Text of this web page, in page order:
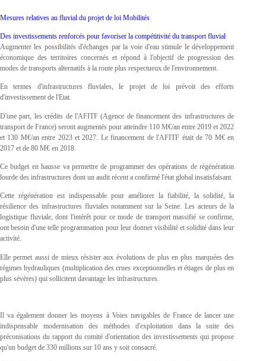
Mesures relatives au fluvial du projet de loi Mobilités
Des investissements renforcés pour favoriser la compétitivité du transport fluvial
Augmenter les possibilités d'échanges par la voie d'eau stimule le développement
économique des territoires concernés et répond à l'objectif de progression des
modes de transports alternatifs à la route plus respectueux de l'environnement.
En termes d'infrastructures fluviales, le projet de loi prévoit des efforts
d'investissement de l'Etat.
D'une part, les crédits de l'AFITF (Agence de financement des infrastructures de
transport de France) seront augmentés pour atteindre 110 M€/an entre 2019 et 2022
et 130 M€/an entre 2023 et 2027. Le financement de l'AFITF était de 70 M€ en
2017 et de 80 M€ en 2018.
Ce budget en hausse va permettre de programmer des opérations de régénération
lourde des infrastructures dont un audit récent a confirmé l'état global insatisfaisant.
Cette régénération est indispensable pour améliorer la fiabilité, la solidité, la
résilience des infrastructures fluviales notamment sur la Seine. Les acteurs de la
logistique fluviale, dont l'intérêt pour ce mode de transport massifié se confirme,
ont besoin d'une telle programmation pour leur donner visibilité et solidité dans leur
activité.
Elle permet aussi de mieux résister aux évolutions de plus en plus marquées des
régimes hydrauliques (multiplication des crues exceptionnelles et étiages de plus en
plus sévères) qui sollicitent davantage les infrastructures.
Il va également donner les moyens à Voies navigables de France de lancer une
indispensable modernisation des méthodes d'exploitation dans la suite des
préconisations du rapport du comité d'orientation des investissements qui propose
qu'un budget de 330 millions sur 10 ans y soit consacré.